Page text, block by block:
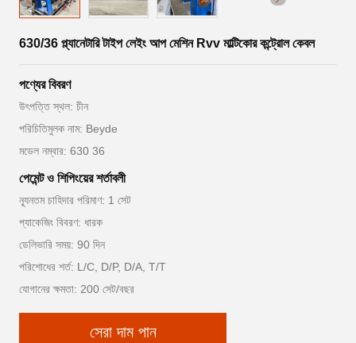
630/36 প্ল্যানেটারি টাইপ লেইং আপ মেশিন Rvv মাল্টিকোর কন্ট্রোল কেবল
পণ্যের বিবরণ
উৎপত্তি স্থল: চীন
পরিচিতিমুলক নাম: Beyde
মডেল নম্বার: 630 36
পেমেন্ট ও শিপিংয়ের শর্তাবলী
ন্যূনতম চাহিদার পরিমাণ: 1 সেট
প্যাকেজিং বিবরণ: ধারক
ডেলিভারি সময়: 90 দিন
পরিশোধের শর্ত: L/C, D/P, D/A, T/T
যোগানের ক্ষমতা: 200 সেট/বছর
সেরা দাম পান